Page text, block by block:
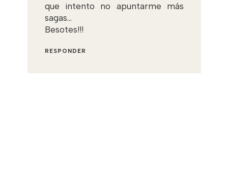
que intento no apuntarme más
sagas...
Besotes!!!
RESPONDER